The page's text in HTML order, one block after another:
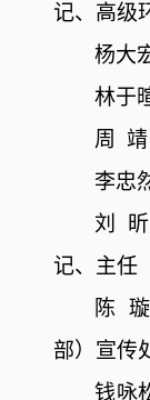
记、高级
杨大
林于
周
靖
李忠
刘
昕
记、主任
陈
部）宣传
钱咏